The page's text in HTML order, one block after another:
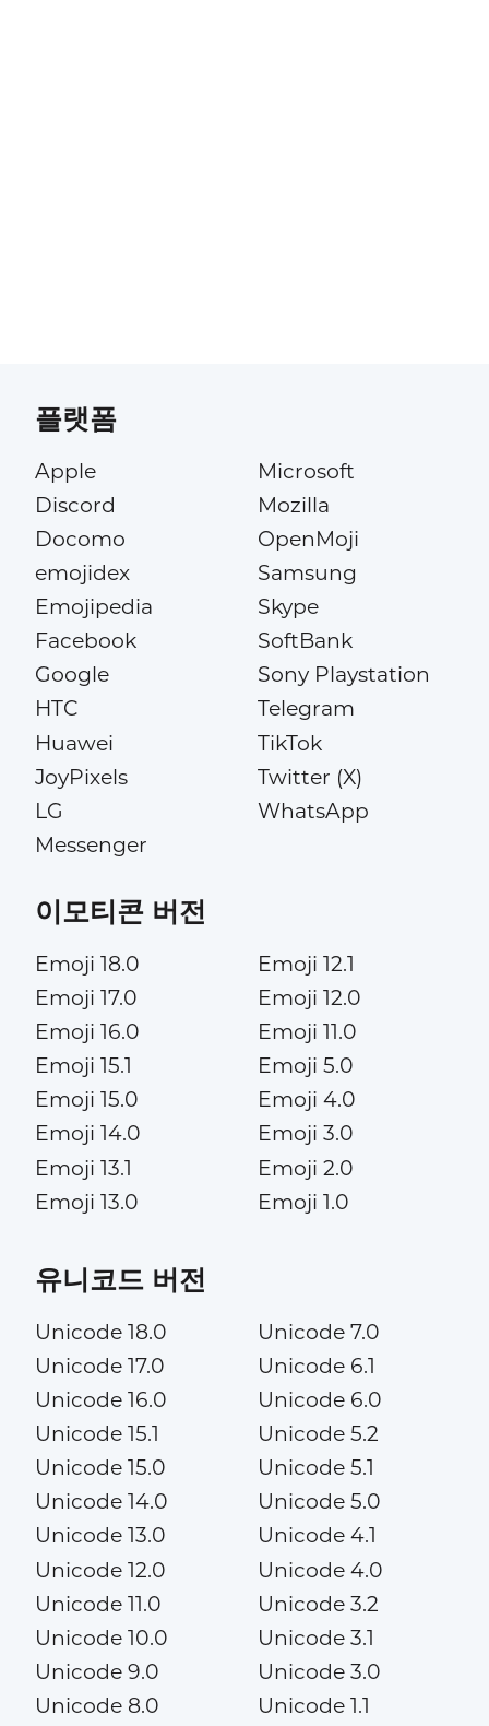
플랫폼
Apple
Discord
Docomo
emojidex
Emojipedia
Facebook
Google
HTC
Huawei
JoyPixels
LG
Messenger
Microsoft
Mozilla
OpenMoji
Samsung
Skype
SoftBank
Sony Playstation
Telegram
TikTok
Twitter (X)
WhatsApp
이모티콘 버전
Emoji 18.0
Emoji 17.0
Emoji 16.0
Emoji 15.1
Emoji 15.0
Emoji 14.0
Emoji 13.1
Emoji 13.0
Emoji 12.1
Emoji 12.0
Emoji 11.0
Emoji 5.0
Emoji 4.0
Emoji 3.0
Emoji 2.0
Emoji 1.0
유니코드 버전
Unicode 18.0
Unicode 17.0
Unicode 16.0
Unicode 15.1
Unicode 15.0
Unicode 14.0
Unicode 13.0
Unicode 12.0
Unicode 11.0
Unicode 10.0
Unicode 9.0
Unicode 8.0
Unicode 7.0
Unicode 6.1
Unicode 6.0
Unicode 5.2
Unicode 5.1
Unicode 5.0
Unicode 4.1
Unicode 4.0
Unicode 3.2
Unicode 3.1
Unicode 3.0
Unicode 1.1